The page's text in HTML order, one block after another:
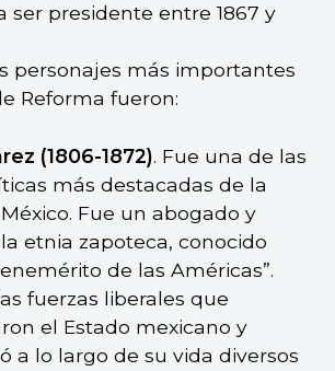
ser presidente entre 1867 y
personajes más importantes
Reforma fueron:
(1806-1872). Fue una de las
más destacadas de la
Fue un abogado y
etnia zapoteca, conocido
de las Américas”.
fuerzas liberales que
el Estado mexicano y
a lo largo de su vida diversos